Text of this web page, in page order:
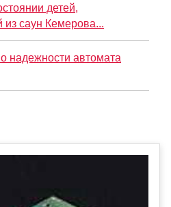
детей,
саун Кемерова...
надежности автомата